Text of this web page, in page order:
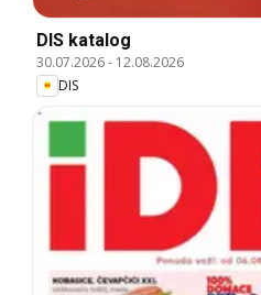
DIS katalog
30.07.2026- 12.08.2026
DIS